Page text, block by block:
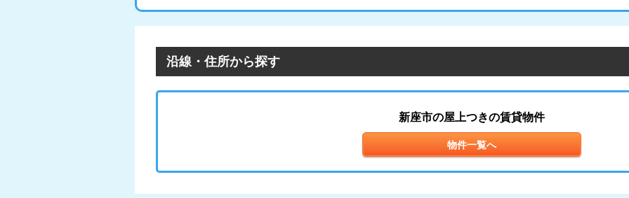
沿線・住所から探す
新座市の屋上つきの賃貸物件
物件一覧へ